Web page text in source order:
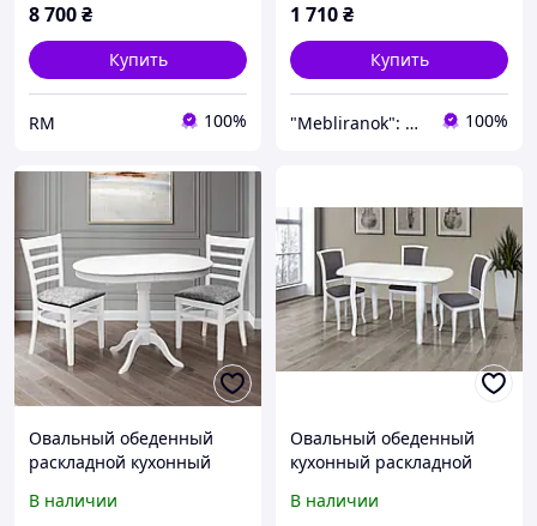
8 700₴
Купить
RM 100%
1 710₴
Купить
"Mebliranok": Производитель мебели для дома, офиса, салона 100%
Овальный обеденный
раскладной кухонный
маленькой кухни в
В наличии
Овальный обеденный
кухонный раскладной
деревянный на кухню в
В наличии